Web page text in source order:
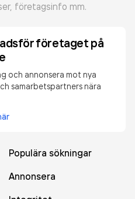
företagsinfo mm.
företaget på
och annonsera mot nya
samarbetspartners nära
Populära sökningar
Annonsera